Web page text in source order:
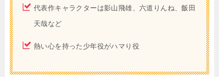
代表作キャラクターは影山飛雄、六道りんね、飯田
天哉など
熱い心を持った少年役がハマり役